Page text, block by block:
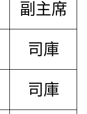
副主席
司庫
司庫